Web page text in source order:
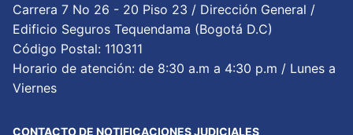
Carrera 7 No 26 - 20 Piso 23 / Dirección General /
Edificio Seguros Tequendama (Bogotá D.C)
Código Postal: 110311
Horario de atención: de 8:30 a.m a 4:30 p.m / Lunes a
Viernes
CONTACTO DE NOTIFICACIONES JUDICIALES